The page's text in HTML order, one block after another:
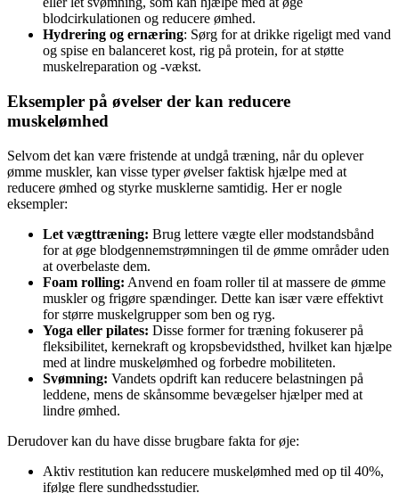
blodcirkulationen og reducere ømhed.
Hydrering og ernæring: Sørg for at drikke rigeligt med vand
og spise en balanceret kost, rig på protein, for at støtte
muskelreparation og -vækst.
Eksempler på øvelser der kan reducere
muskelømhed
Selvom det kan være fristende at undgå træning, når du oplever
ømme muskler, kan visse typer øvelser faktisk hjælpe med at
reducere ømhed og styrke musklerne samtidig. Her er nogle
eksempler:
Let vægttræning: Brug lettere vægte eller modstandsbånd
for at øge blodgennemstrømningen til de ømme områder uden
at overbelaste dem.
Foam rolling: Anvend en foam roller til at massere de ømme
muskler og frigøre spændinger. Dette kan især være effektivt
for større muskelgrupper som ben og ryg.
Yoga eller pilates: Disse former for træning fokuserer på
fleksibilitet, kernekraft og kropsbevidsthed, hvilket kan hjælpe
med at lindre muskelømhed og forbedre mobiliteten.
Svømning: Vandets opdrift kan reducere belastningen på
leddene, mens de skånsomme bevægelser hjælper med at
lindre ømhed.
Derudover kan du have disse brugbare fakta for øje:
Aktiv restitution kan reducere muskelømhed med op til 40%,
ifølge flere sundhedsstudier.